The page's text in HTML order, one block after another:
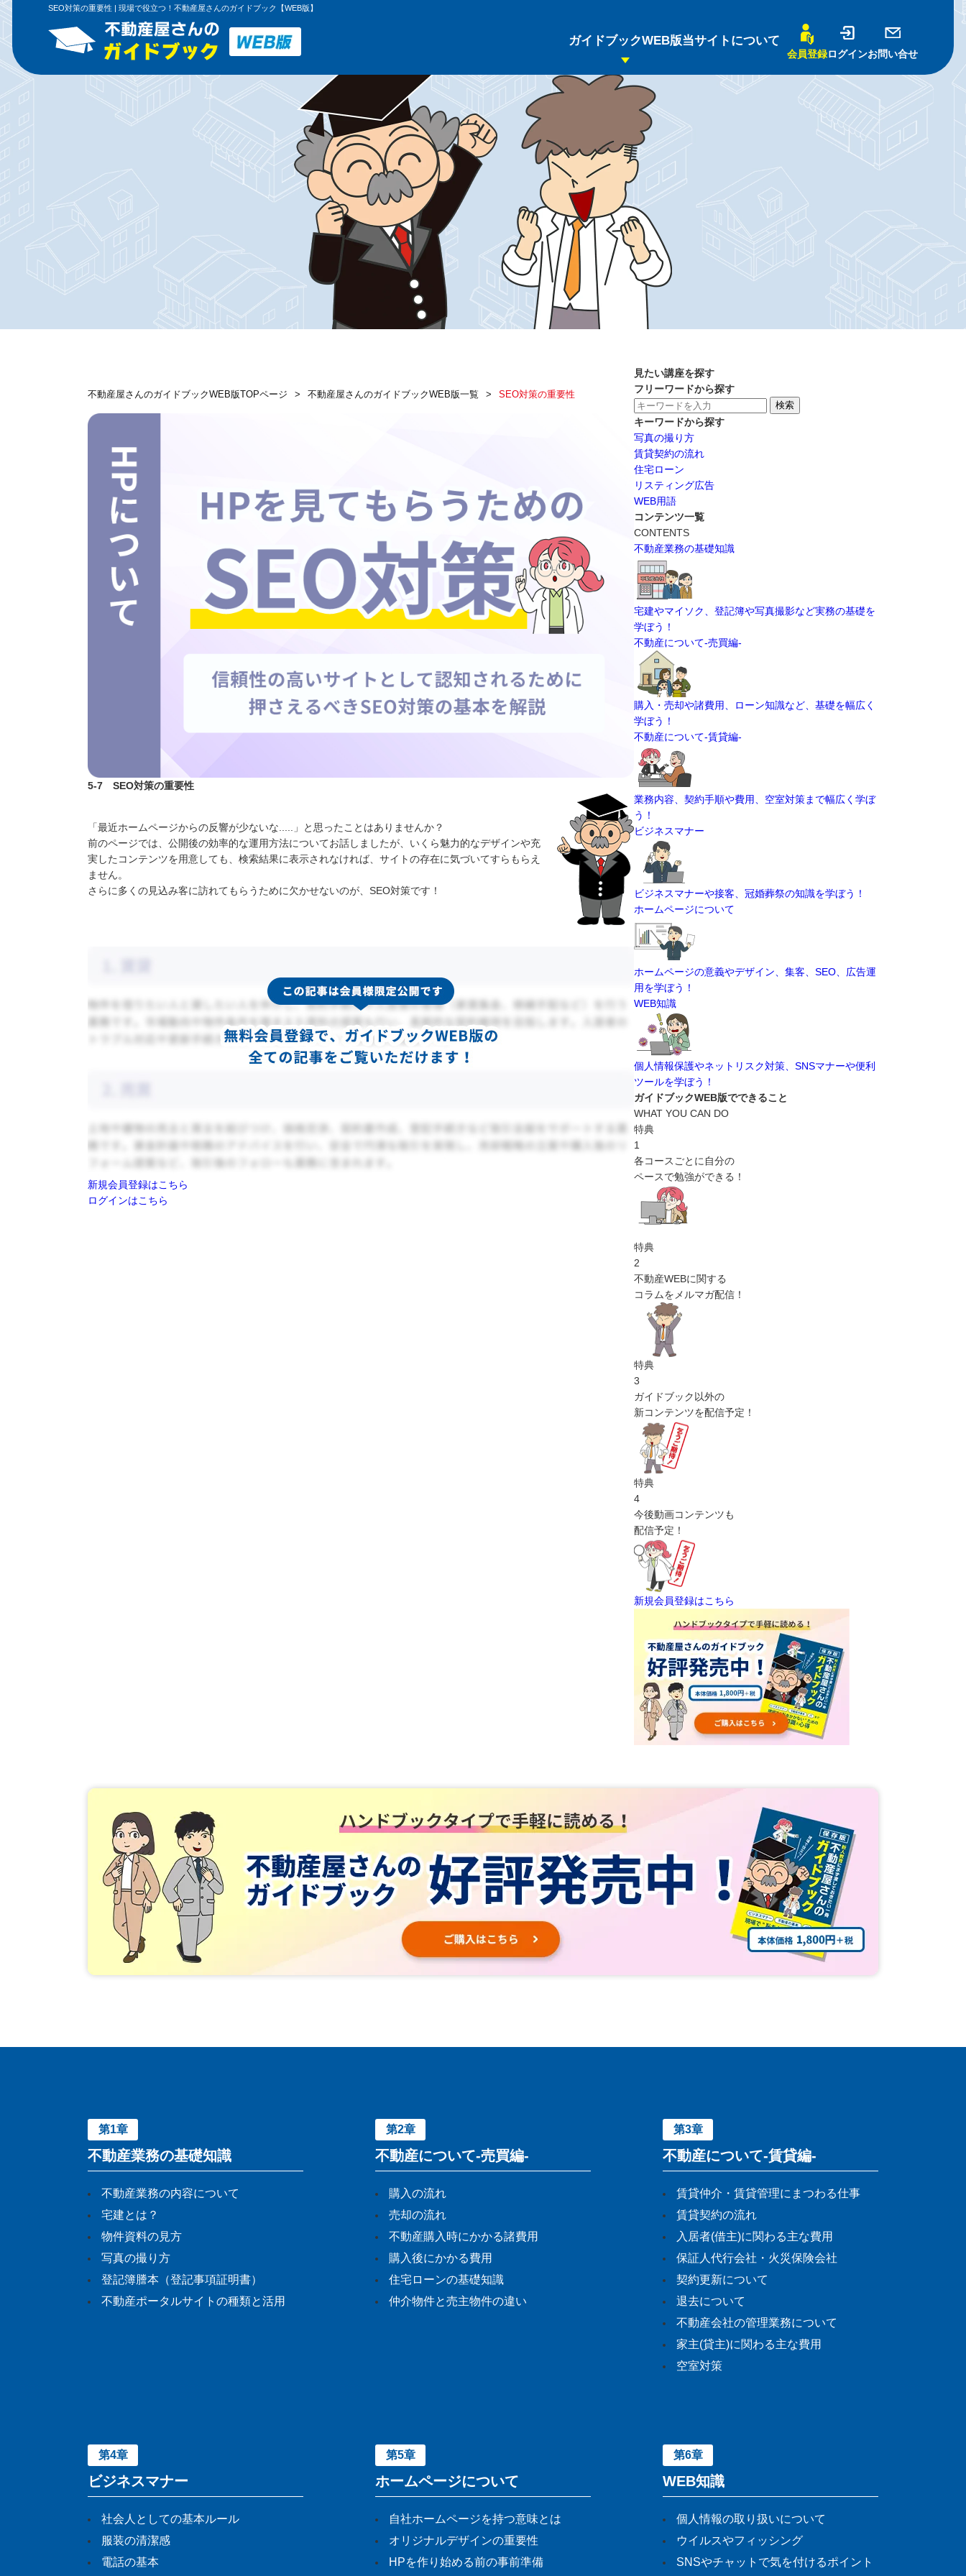
SEO対策の重要性 | 現場で役立つ！不動産屋さんのガイドブック【WEB版】
ガイドブックWEB版
不動産業務の基礎知識
不動産について-売買編-
不動産について-賃貸編-
ビジネスマナー
ホームページについて
WEB知識
当サイトについて
会員登録ログインお問い合せ
不動産屋さんのガイドブックWEB版TOPページ 不動産屋さんのガイドブックWEB版一覧 SEO対策の重要性
5-7 SEO対策の重要性
「最近ホームページからの反響が少ないな.....」と思ったことはありませんか？
前のページでは、公開後の効率的な運用方法についてお話しましたが、いくら魅力的なデザインや充
実したコンテンツを用意しても、検索結果に表示されなければ、サイトの存在に気づいてすらもらえ
ません。
さらに多くの見込み客に訪れてもらうために欠かせないのが、SEO対策です！
新規会員登録はこちら
ログインはこちら
見たい講座を探す
フリーワードから探す
キーワードから探す
写真の撮り方
賃貸契約の流れ
住宅ローン
リスティング広告
WEB用語
コンテンツ一覧
CONTENTS
不動産業務の基礎知識
宅建やマイソク、登記簿や写真撮影など実務の基礎を
学ぼう！
不動産について-売買編-
購入・売却や諸費用、ローン知識など、基礎を幅広く
学ぼう！
不動産について-賃貸編-
業務内容、契約手順や費用、空室対策まで幅広く学ぼ
う！
ビジネスマナー
ビジネスマナーや接客、冠婚葬祭の知識を学ぼう！
ホームページについて
ホームページの意義やデザイン、集客、SEO、広告運
用を学ぼう！
WEB知識
個人情報保護やネットリスク対策、SNSマナーや便利
ツールを学ぼう！
ガイドブックWEB版でできること
WHAT YOU CAN DO
特典
1
各コースごとに自分の
ペースで勉強ができる！
特典
2
不動産WEBに関する
コラムをメルマガ配信！
特典
3
ガイドブック以外の
新コンテンツを配信予定！
特典
4
今後動画コンテンツも
配信予定！
新規会員登録はこちら
第1章
不動産業務の基礎知識
不動産業務の内容について
宅建とは？
物件資料の見方
写真の撮り方
登記簿謄本（登記事項証明書）
不動産ポータルサイトの種類と活用
第2章
不動産について-売買編-
購入の流れ
売却の流れ
不動産購入時にかかる諸費用
購入後にかかる費用
住宅ローンの基礎知識
仲介物件と売主物件の違い
第3章
不動産について-賃貸編-
賃貸仲介・賃貸管理にまつわる仕事
賃貸契約の流れ
入居者(借主)に関わる主な費用
保証人代行会社・火災保険会社
契約更新について
退去について
不動産会社の管理業務について
家主(貸主)に関わる主な費用
空室対策
第4章
ビジネスマナー
社会人としての基本ルール
服装の清潔感
電話の基本
第5章
ホームページについて
自社ホームページを持つ意味とは
オリジナルデザインの重要性
HPを作り始める前の事前準備
第6章
WEB知識
個人情報の取り扱いについて
ウイルスやフィッシング
SNSやチャットで気を付けるポイント